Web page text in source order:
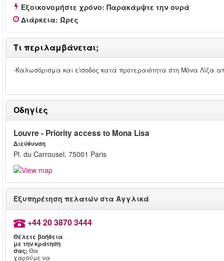
Εξοικονομήστε χρόνο: Παρακάμψτε την ουρά
Διάρκεια: Ώρες
Τι περιλαμβάνεται;
-Καλωσόρισμα και είσοδος κατά προτεραιότητα στη Μόνα Λίζα
Οδηγίες
Louvre - Priority access to Mona Lisa
Διεύθυνση
Pl. du Carrousel, 75001 Paris
Εξυπηρέτηση πελατών στα Αγγλικά
+44 20 3870 3444
Θέλετε βοήθεια
με την κράτηση
σας; Θα
χαρούμε να